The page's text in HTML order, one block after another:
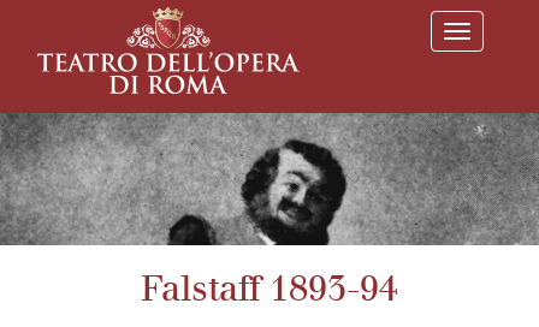
T
o
l
e
n
a
v
i
g
Falstaff 1893-94